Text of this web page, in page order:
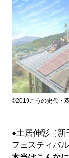
©2019こうの史代・
●土居伸彰（新
フェスティバ